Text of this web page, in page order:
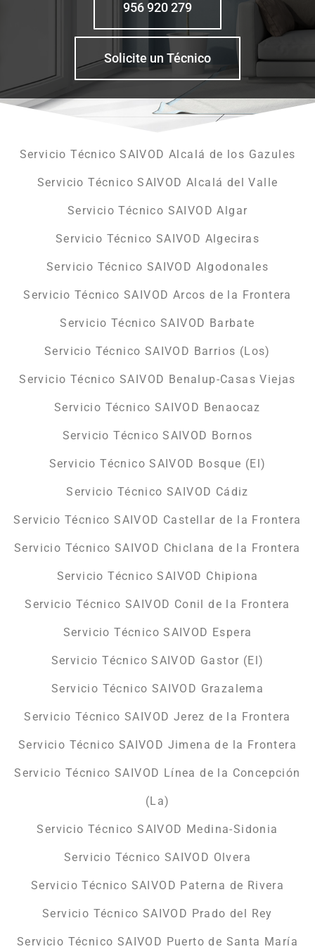
956 920 279
Solicite un Técnico
Servicio Técnico SAIVOD Alcalá de los Gazules
Servicio Técnico SAIVOD Alcalá del Valle
Servicio Técnico SAIVOD Algar
Servicio Técnico SAIVOD Algeciras
Servicio Técnico SAIVOD Algodonales
Servicio Técnico SAIVOD Arcos de la Frontera
Servicio Técnico SAIVOD Barbate
Servicio Técnico SAIVOD Barrios (Los)
Servicio Técnico SAIVOD Benalup-Casas Viejas
Servicio Técnico SAIVOD Benaocaz
Servicio Técnico SAIVOD Bornos
Servicio Técnico SAIVOD Bosque (El)
Servicio Técnico SAIVOD Cádiz
Servicio Técnico SAIVOD Castellar de la Frontera
Servicio Técnico SAIVOD Chiclana de la Frontera
Servicio Técnico SAIVOD Chipiona
Servicio Técnico SAIVOD Conil de la Frontera
Servicio Técnico SAIVOD Espera
Servicio Técnico SAIVOD Gastor (El)
Servicio Técnico SAIVOD Grazalema
Servicio Técnico SAIVOD Jerez de la Frontera
Servicio Técnico SAIVOD Jimena de la Frontera
Servicio Técnico SAIVOD Línea de la Concepción
(La)
Servicio Técnico SAIVOD Medina-Sidonia
Servicio Técnico SAIVOD Olvera
Servicio Técnico SAIVOD Paterna de Rivera
Servicio Técnico SAIVOD Prado del Rey
Servicio Técnico SAIVOD Puerto de Santa María